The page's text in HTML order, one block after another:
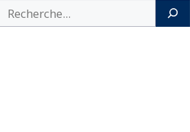
Buscar